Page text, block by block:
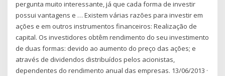
pergunta muito interessante, já que cada forma de investir
possui vantagens e … Existem várias razões para investir em
ações e em outros instrumentos financeiros: Realização de
capital. Os investidores obtêm rendimento do seu investimento
de duas formas: devido ao aumento do preço das ações; e
através de dividendos distribuídos pelos acionistas,
dependentes do rendimento anual das empresas. 13/06/2013 ·